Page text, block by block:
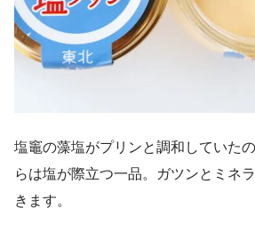
塩竈の藻塩がプリンと調和していた
らは塩が際立つ一品。ガツンとミネ
きます。